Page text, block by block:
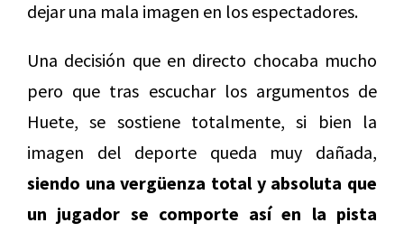
dejar una mala imagen en los espectadores.
Una decisión que en directo chocaba mucho
pero que tras escuchar los argumentos de
Huete, se sostiene totalmente, si bien la
imagen del deporte queda muy dañada,
siendo una vergüenza total y absoluta que
un jugador se comporte así en la pista